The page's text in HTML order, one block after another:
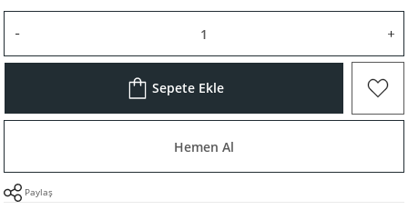
Sepete Ekle
Hemen Al
Paylaş